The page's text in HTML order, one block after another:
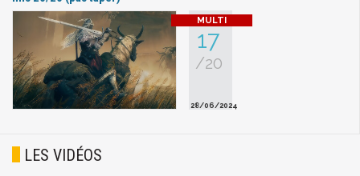
17
/20
28/06/2024
LES VIDÉOS